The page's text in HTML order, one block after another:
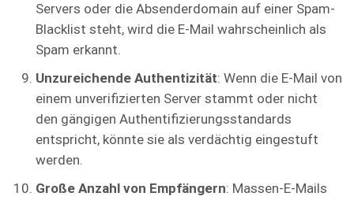
Servers oder die Absenderdomain auf einer Spam-
Blacklist steht, wird die E-Mail wahrscheinlich als
Spam erkannt.
Unzureichende Authentizität: Wenn die E-Mail von
einem unverifizierten Server stammt oder nicht
den gängigen Authentifizierungsstandards
entspricht, könnte sie als verdächtig eingestuft
werden.
Große Anzahl von Empfängern: Massen-E-Mails